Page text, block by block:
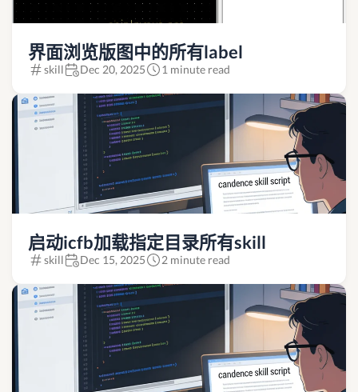
界面浏览版图中的所有label
skill Dec 20, 2025 1 minute read
启动icfb加载指定目录所有skill
skill Dec 15, 2025 2 minute read